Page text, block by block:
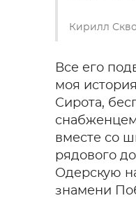
Кирилл
Все его
моя
Сирота,
вместе со
рядового
Одерскую
знамени